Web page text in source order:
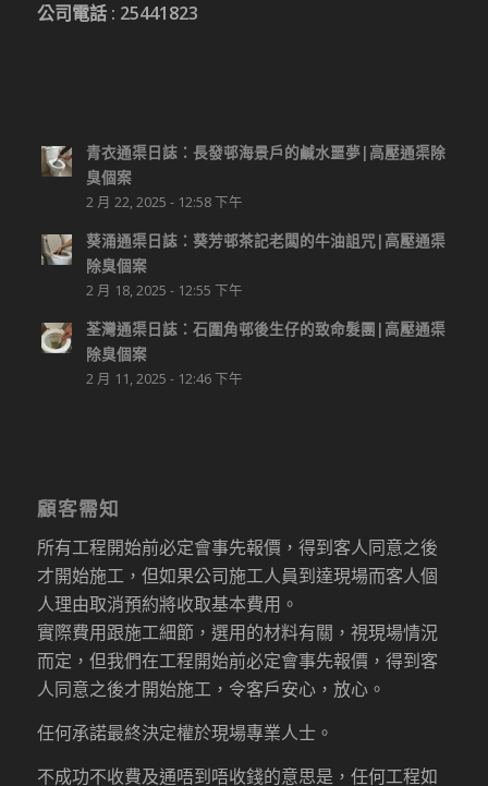
公司電話 : 25441823
青衣通渠日誌：長發邨海景戶的鹹水噩夢|高壓通渠除
臭個案
2 月 22, 2025 - 12:58 下午
葵涌通渠日誌：葵芳邨茶記老闆的牛油詛咒|高壓通渠
除臭個案
2 月 18, 2025 - 12:55 下午
荃灣通渠日誌：石圍角邨後生仔的致命髮團|高壓通渠
除臭個案
2 月 11, 2025 - 12:46 下午
顧客需知
所有工程開始前必定會事先報價，得到客人同意之後
才開始施工，但如果公司施工人員到達現場而客人個
人理由取消預約將收取基本費用。
實際費用跟施工細節，選用的材料有關，視現場情況
而定，但我們在工程開始前必定會事先報價，得到客
人同意之後才開始施工，令客戶安心，放心。
任何承諾最終決定權於現場專業人士。
不成功不收費及通唔到唔收錢的意思是，任何工程如